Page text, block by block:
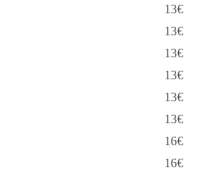
13€
13€
13€
13€
13€
13€
16€
16€